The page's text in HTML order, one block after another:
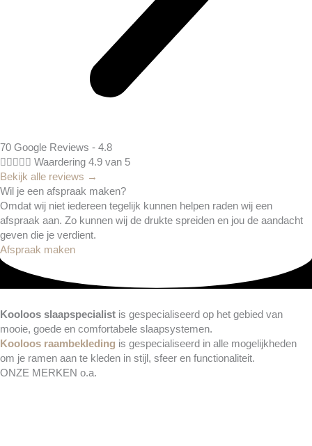
70 Google Reviews - 4.8
     Waardering 4.9 van 5
Bekijk alle reviews →
Wil je een afspraak maken?
Omdat wij niet iedereen tegelijk kunnen helpen raden wij een
afspraak aan. Zo kunnen wij de drukte spreiden en jou de aandacht
geven die je verdient.
Afspraak maken
Kooloos slaapspecialist is gespecialiseerd op het gebied van
mooie, goede en comfortabele slaapsystemen.
Kooloos raambekleding is gespecialiseerd in alle mogelijkheden
om je ramen aan te kleden in stijl, sfeer en functionaliteit.
ONZE MERKEN o.a.